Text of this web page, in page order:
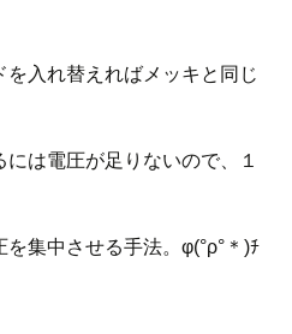
入れ替えればメッキと同じ
は電圧が足りないので、１
集中させる手法。φ(°ρ°＊)ﾁ